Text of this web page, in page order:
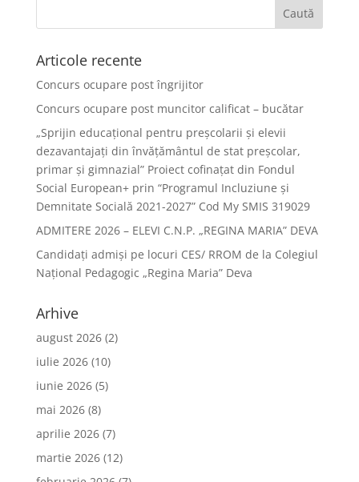
Articole recente
Concurs ocupare post îngrijitor
Concurs ocupare post muncitor calificat – bucătar
„Sprijin educațional pentru preșcolarii și elevii
dezavantajați din învățământul de stat preșcolar,
primar și gimnazial” Proiect cofinațat din Fondul
Social European+ prin “Programul Incluziune și
Demnitate Socială 2021-2027” Cod My SMIS 319029
ADMITERE 2026 – ELEVI C.N.P. „REGINA MARIA” DEVA
Candidați admiși pe locuri CES/ RROM de la Colegiul
Național Pedagogic „Regina Maria” Deva
Arhive
august 2026(2)
iulie 2026(10)
iunie 2026(5)
mai 2026(8)
aprilie 2026(7)
martie 2026(12)